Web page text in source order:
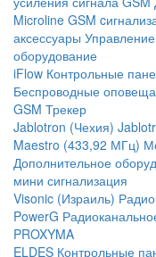
Microline GSM
аксессуары
оборудование
iFlow Контрольные
Беспроводные
GSM Трекер
Jablotron (Чехия)
Maestro (433,92 МГц)
Дополнительное
мини сигнализация
Visonic (Израиль)
PowerG
PROXYMA
ELDES Контрольные